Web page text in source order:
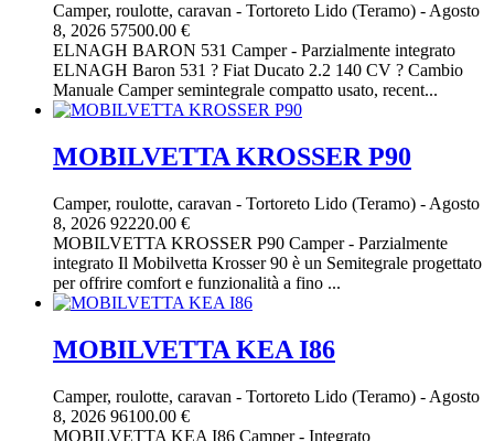
Camper, roulotte, caravan - Tortoreto Lido (Teramo) - Agosto
8, 2026 57500.00 €
ELNAGH BARON 531 Camper - Parzialmente integrato
ELNAGH Baron 531 ? Fiat Ducato 2.2 140 CV ? Cambio
Manuale Camper semintegrale compatto usato, recent...
MOBILVETTA KROSSER P90
Camper, roulotte, caravan - Tortoreto Lido (Teramo) - Agosto
8, 2026 92220.00 €
MOBILVETTA KROSSER P90 Camper - Parzialmente
integrato Il Mobilvetta Krosser 90 è un Semitegrale progettato
per offrire comfort e funzionalità a fino ...
MOBILVETTA KEA I86
Camper, roulotte, caravan - Tortoreto Lido (Teramo) - Agosto
8, 2026 96100.00 €
MOBILVETTA KEA I86 Camper - Integrato